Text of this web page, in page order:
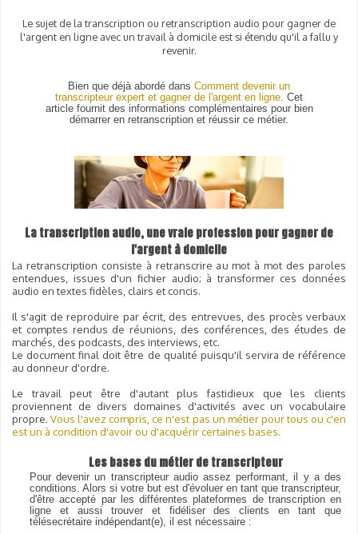
Le sujet de la transcription ou retranscription audio pour gagner de
l'argent en ligne avec un travail à domicile est si étendu qu'il a fallu y
revenir.
Bien que déjà abordé dans Comment devenir un
transcripteur expert et gagner de l'argent en ligne. Cet
article fournit des informations complémentaires pour bien
démarrer en retranscription et réussir ce métier.
La transcription audio, une vraie profession pour gagner de
l'argent à domicile
La retranscription consiste à retranscrire au mot à mot des paroles
entendues, issues d'un fichier audio; à transformer ces données
audio en textes fidèles, clairs et concis.
Il s'agit de reproduire par écrit, des entrevues, des procès verbaux
et comptes rendus de réunions, des conférences, des études de
marchés, des podcasts, des interviews, etc.
Le document final doit être de qualité puisqu'il servira de référence
au donneur d'ordre.
Le travail peut être d'autant plus fastidieux que les clients
proviennent de divers domaines d'activités avec un vocabulaire
propre. Vous l'avez compris, ce n'est pas un métier pour tous ou c'en
est un à condition d'avoir ou d'acquérir certaines bases.
Les bases du métier de transcripteur
Pour devenir un transcripteur audio assez performant, il y a des
conditions. Alors si votre but est d'évoluer en tant que transcripteur,
d'être accepté par les différentes plateformes de transcription en
ligne et aussi trouver et fidéliser des clients en tant que
télésecrétaire indépendant(e), il est nécessaire :